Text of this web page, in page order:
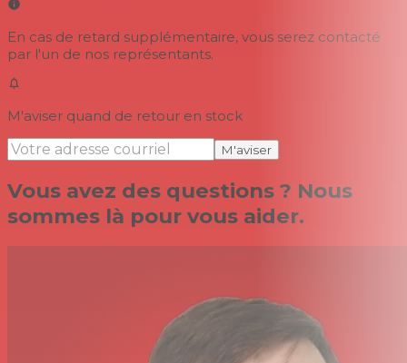
En cas de retard supplémentaire, vous serez contacté
par l'un de nos représentants.
M'aviser quand de retour en stock
M'aviser
Vous avez des questions ? Nous
sommes là pour vous aider.